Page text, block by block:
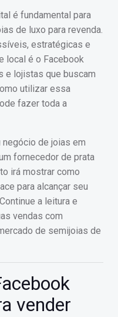
é fundamental para
de luxo para revenda.
estratégicas e
local é o Facebook
e lojistas que buscam
utilizar essa
fazer toda a
de joias em
fornecedor de prata
irá mostrar como
para alcançar seu
a leitura e
vendas com
de semijoias de
vender